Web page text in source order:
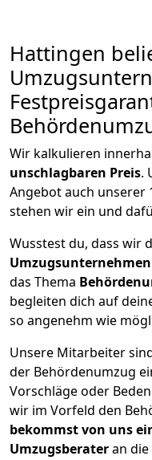
Hattingen
Wir kalkulieren
unschlagbaren Preis.
Angebot auch unserer
stehen wir ein und
Wusstest du, dass wir
Umzugsunternehmen
das Thema
begleiten dich auf
so angenehm wie
Unsere Mitarbeiter
der Behördenumzug
Vorschläge oder
wir im Vorfeld den
bekommst von uns
Umzugsberateran